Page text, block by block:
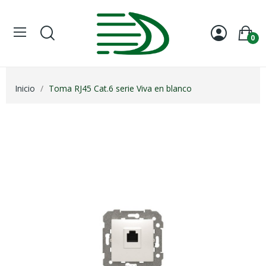
0
Inicio Toma RJ45 Cat.6 serie Viva en blanco